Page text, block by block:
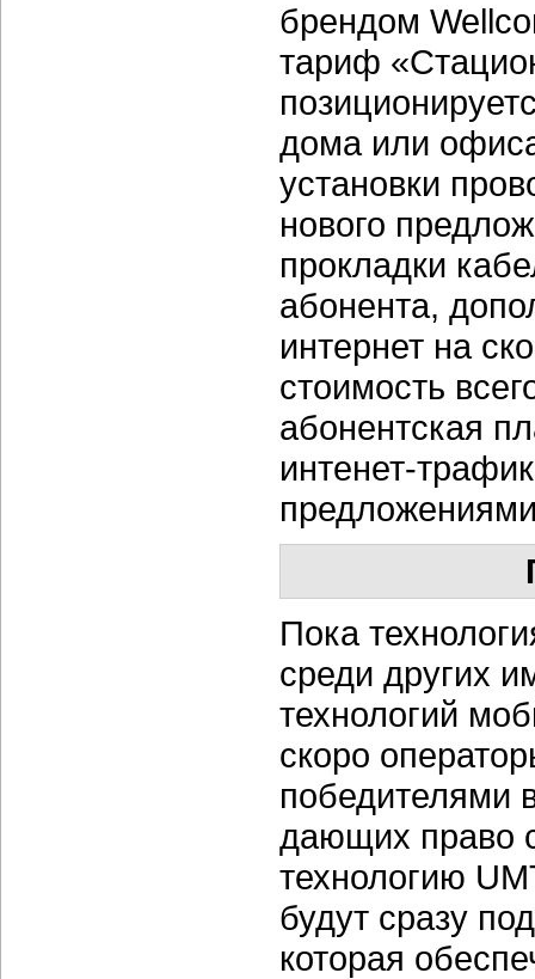
брендом
тариф
дома или
установки
нового
прокладки
абонента,
интернет на
стоимость
абонентская
интенет-
Пока
среди других
технологий
скоро
победителями
дающих право
технологию
будут сразу
которая